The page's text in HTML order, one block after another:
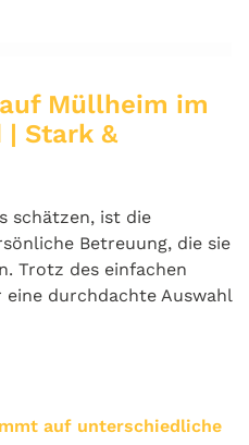
Müllheim im
Stark &
schätzen, ist die
Betreuung, die sie
Trotz des einfachen
durchdachte Auswahl
auf unterschiedliche